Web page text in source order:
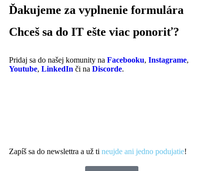
Ďakujeme za vyplnenie formulára
Chceš sa do IT ešte viac ponoriť?​
Pridaj sa do našej komunity na Facebooku, Instagrame,
Youtube, LinkedIn či na Discorde.
Zapíš sa do newslettra a už ti neujde ani jedno podujatie!